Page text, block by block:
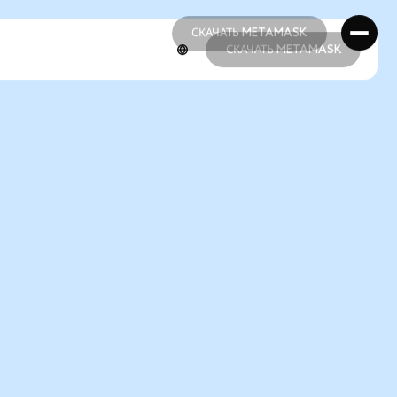
СКАЧАТЬ METAMASK
СКАЧАТЬ METAMASK
СКАЧАТЬ METAMASK